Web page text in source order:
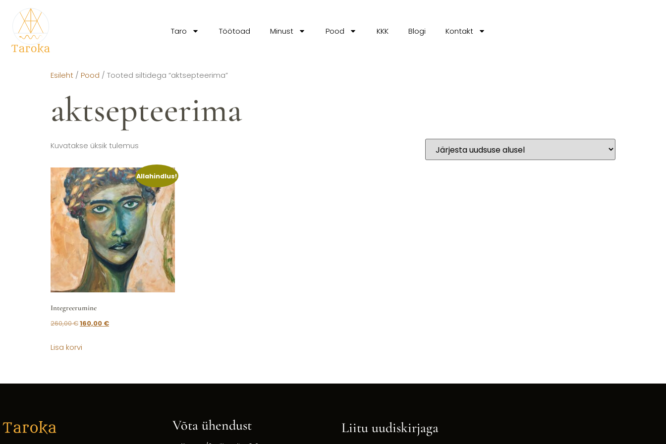
Taro Töötoad Minust Pood KKK Blogi Kontakt
Esileht / Pood / Tooted siltidega “aktsepteerima”
aktsepteerima
Kuvatakse üksik tulemus
Allahindlus!
Integreerumine
260,00€160,00 €
Lisa korvi
Võta ühendust Liitu uudiskirjaga